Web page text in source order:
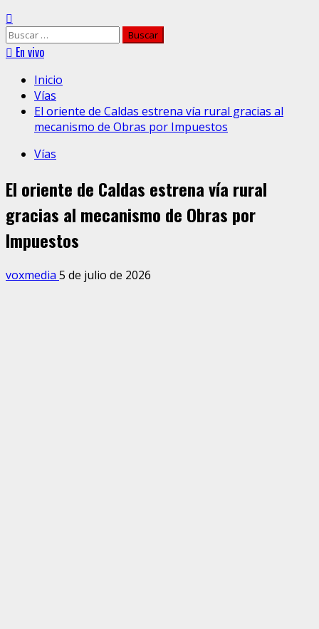
Buscar:
En vivo
Inicio
Vías
El oriente de Caldas estrena vía rural gracias al
mecanismo de Obras por Impuestos
Vías
El oriente de Caldas estrena vía rural
gracias al mecanismo de Obras por
Impuestos
voxmedia 5 de julio de 2026